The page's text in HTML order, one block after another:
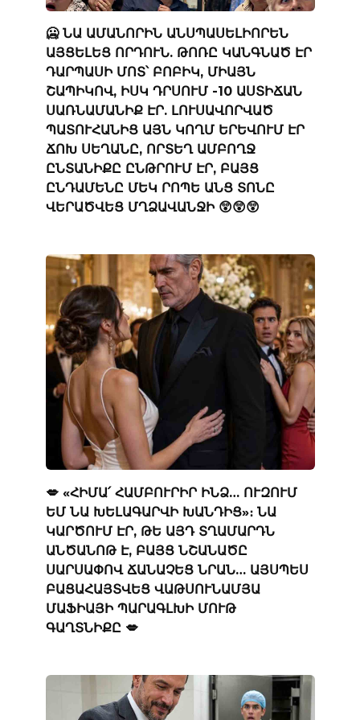
🥶 ՆԱ ԱՄԱՆՈՐԻՆ ԱՆՍՊԱՍԵԼԻՈՐԵՆ
ԱՅՑԵԼԵՑ ՈՐԴՈՒՆ. ԹՈՌԸ ԿԱՆԳՆԱԾ ԷՐ
ԴԱՐՊԱՍԻ ՄՈՏ՝ ԲՈԲԻԿ, ՄԻԱՅՆ
ՇԱՊԻԿՈՎ, ԻՍԿ ԴՐՍՈՒՄ -10 ԱՍՏԻՃԱՆ
ՍԱՌՆԱՄԱՆԻՔ ԷՐ. ԼՈՒՍԱՎՈՐՎԱԾ
ՊԱՏՈՒՀԱՆԻՑ ԱՅՆ ԿՈՂՄ ԵՐԵՎՈՒՄ ԷՐ
ՃՈԽ ՍԵՂԱՆԸ, ՈՐՏԵՂ ԱՄԲՈՂՋ
ԸՆՏԱՆԻՔԸ ԸՆԹՐՈՒՄ ԷՐ, ԲԱՅՑ
ԸՆԴԱՄԵՆԸ ՄԵԿ ՐՈՊԵ ԱՆՑ ՏՈՆԸ
ՎԵՐԱԾՎԵՑ ՄՂՁԱՎԱՆՋԻ 😲😲😲
💋 «ՀԻՄԱ՛ ՀԱՄԲՈՒՐԻՐ ԻՆՁ… ՈՒԶՈՒՄ
ԵՄ ՆԱ ԽԵԼԱԳԱՐՎԻ ԽԱՆԴԻՑ»։ ՆԱ
ԿԱՐԾՈՒՄ ԷՐ, ԹԵ ԱՅԴ ՏՂԱՄԱՐԴՆ
ԱՆԾԱՆՈԹ Է, ԲԱՅՑ ՆՇԱՆԱԾԸ
ՍԱՐՍԱՓՈՎ ՃԱՆԱՉԵՑ ՆՐԱՆ… ԱՅՍՊԵՍ
ԲԱՑԱՀԱՅՏՎԵՑ ՎԱԹՍՈՒՆԱՄՅԱ
ՄԱՖԻԱՅԻ ՊԱՐԱԳԼԽԻ ՄՈՒԹ
ԳԱՂՏՆԻՔԸ 💋